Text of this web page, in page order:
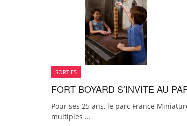
SORTIES
FORT BOYARD S’INVITE AU
Pour ses 25 ans, le parc France
multiples ...